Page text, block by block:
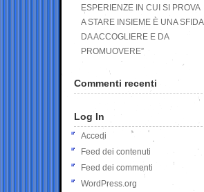
ESPERIENZE IN CUI SI PROVA
A STARE INSIEME È UNA SFIDA
DA ACCOGLIERE E DA
PROMUOVERE”
Commenti recenti
Log In
Accedi
Feed dei contenuti
Feed dei commenti
WordPress.org